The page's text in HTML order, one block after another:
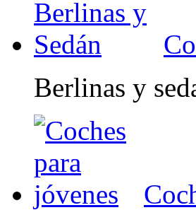
Berlinas y